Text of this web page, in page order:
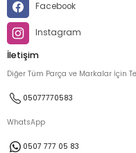
Facebook
Instagram
İletişim
Diğer Tüm Parça ve Markalar İçin
05077770583
WhatsApp
0507 777 05 83